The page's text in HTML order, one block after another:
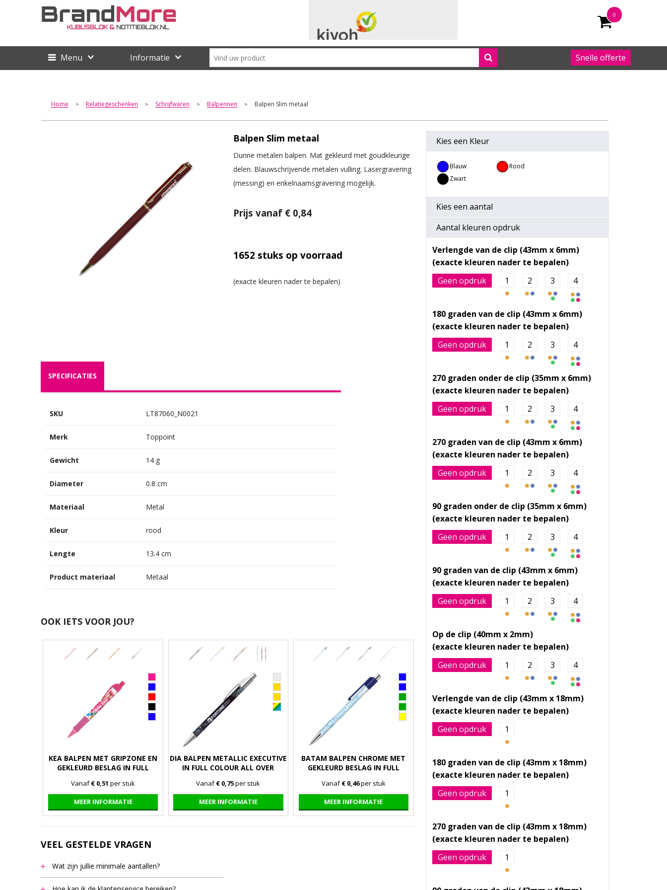
0
Menu Informatie Snelle offerte
Home > Relatiegeschenken > Schrijfwaren > Balpennen > Balpen Slim metaal
Balpen Slim metaal
Dunne metalen balpen. Mat gekleurd met goudkleurige
delen. Blauwschrijvende metalen vulling. Lasergravering
(messing) en enkelnaamsgravering mogelijk.
Prijs vanaf € 0,84
1652 stuks op voorraad
Kies een Kleur
Blauw
Rood
Zwart
Kies een aantal
Aantal kleuren opdruk
Verlengde van de clip (43mm x 6mm)
Geen opdruk 1 2 3 4
180 graden van de clip (43mm x 6mm)
Geen opdruk 1 2 3 4
270 graden onder de clip (35mm x 6mm)
Geen opdruk 1 2 3 4
270 graden van de clip (43mm x 6mm)
Geen opdruk 1 2 3 4
90 graden onder de clip (35mm x 6mm)
Geen opdruk 1 2 3 4
90 graden van de clip (43mm x 6mm)
Geen opdruk 1 2 3 4
Op de clip (40mm x 2mm)
Geen opdruk 1 2 3 4
Verlengde van de clip (43mm x 18mm)
Geen opdruk 1
180 graden van de clip (43mm x 18mm)
Geen opdruk 1
270 graden van de clip (43mm x 18mm)
Geen opdruk 1
SPECIFICATIES
SKU LT87060_N0021
Merk Toppoint
Gewicht 14 g
Diameter 0.8 cm
Materiaal Metal
Kleur rood
Lengte 13.4 cm
Product materiaal Metaal
OOK IETS VOOR JOU?
KEA BALPEN MET GRIPZONE EN
GEKLEURD BESLAG IN FULL
Vanaf€ 0,51 per stuk
MEER INFORMATIE
DIA BALPEN METALLIC EXECUTIVE
IN FULL COLOUR ALL OVER
Vanaf€ 0,75per stuk
MEER INFORMATIE
BATAM BALPEN CHROME MET
GEKLEURD BESLAG IN FULL
Vanaf€ 0,46per stuk
MEER INFORMATIE
VEEL GESTELDE VRAGEN
Wat zijn jullie minimale aantallen?
Het minimale bestel aantal staat bij de meeste artikelen